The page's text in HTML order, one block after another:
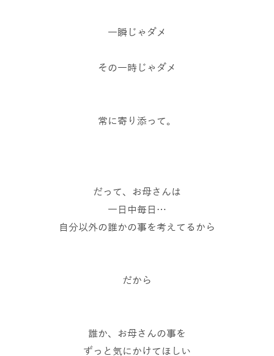
一瞬じゃダメ
その一時じゃダメ
常に寄り添って。
だって、お母さんは
一日中毎日…
自分以外の誰かの事を考えてるから
だから
誰か、お母さんの事を
ずっと気にかけてほしい